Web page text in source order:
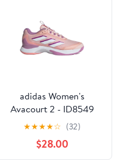
adidas Women's
Avacourt 2 - ID8549
★★★★☆ (32)
$28.00